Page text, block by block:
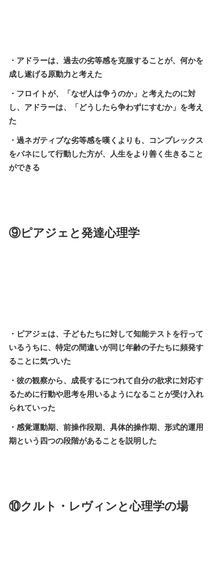
・アドラーは、過去の劣等感を克服することが、何かを
成し遂げる原動力と考えた
・フロイトが、「なぜ人は争うのか」と考えたのに対
し、アドラーは、「どうしたら争わずにすむか」を考え
た
・過ネガティブな劣等感を嘆くよりも、コンプレックス
をバネにして行動した方が、人生をより善く生きること
ができる
⑨ピアジェと発達心理学
・ピアジェは、子どもたちに対して知能テストを行って
いるうちに、特定の間違いが同じ年齢の子たちに頻発す
ることに気づいた
・彼の観察から、成長するにつれて自分の欲求に対応す
るために行動や思考を用いるようになることが受け入れ
られていった
・感覚運動期、前操作段期、具体的操作期、形式的運用
期という四つの段階があることを説明した
⑩クルト・レヴィンと心理学の場